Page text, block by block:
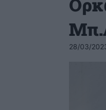
28/03/